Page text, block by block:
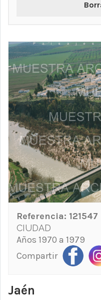
Referencia: 121547
CIUDAD
Años 1970 a 1979
Compartir
Jaén